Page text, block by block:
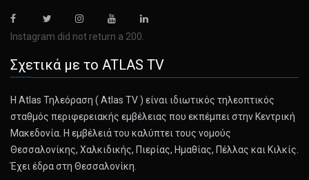
Everything around President-elect Donald J. Trump has
become something [...]
December 10, 2024
Elevating Mr. Kennedy to secretary of H.H.S. “would put the
public’s h [...]
December 10, 2024
Instagram did not return a 200.
Σχετικά με το ATLAS TV
Η Atlas Τηλεόραση ( Atlas TV ) είναι ιδιωτικός τηλεοπτικός
σταθμός περιφερειακής εμβέλειας που εκπέμπει στην Κεντρική
Μακεδονία. Η εμβέλειά του καλύπτει τους νομούς
Θεσσαλονίκης, Χαλκιδικής, Πιερίας, Ημαθίας, Πέλλας και Κιλκίς.
Έχει έδρα στη Θεσσαλονίκη.